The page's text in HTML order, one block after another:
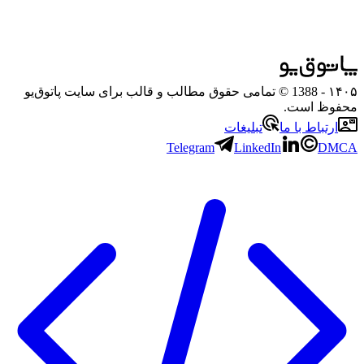
۱۴۰۵
- 1388 © تمامی حقوق مطالب و قالب برای سایت پاتوق‌یو
محفوظ است.
ارتباط با ما
تبلیغات
Telegram
LinkedIn DMCA